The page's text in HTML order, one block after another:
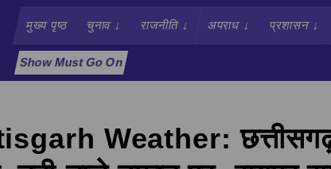
मुख्य पृष्ठ चुनाव↓ राजनीति↓ अपराध↓ प्रशासन↓
Show Must Go On
Weather: छत्तीसगढ़